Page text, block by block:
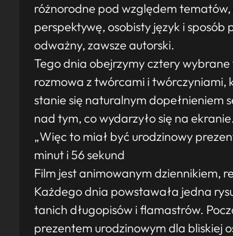
różnorodne pod względem tematów,
perspektywę, osobisty język i sposób
odważny, zawsze autorski.
Tego dnia obejrzymy cztery
rozmowa z twórcami i twórczyniami,
stanie się naturalnym dopełnieniem
nad tym, co wydarzyło się na ekranie.
„Więc to miał być urodzinowy
minut i 56 sekund
Film jest animowanym dziennikiem,
Każdego dnia powstawała jedna
tanich długopisów i flamastrów.
prezentem urodzinowym dla bliskiej